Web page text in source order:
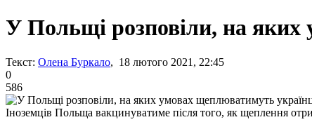
У Польщі розповіли, на яких
Текст: Олена Буркало, 18 лютого 2021, 22:45
0
586
Іноземців Польща вакцинуватиме після того, як щеплення